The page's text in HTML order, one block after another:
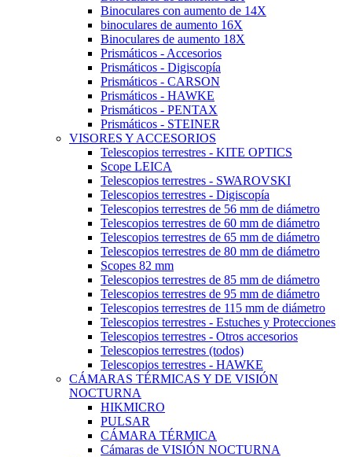
Binoculares con aumento de 14X
binoculares de aumento 16X
Binoculares de aumento 18X
Prismáticos - Accesorios
Prismáticos - Digiscopía
Prismáticos - CARSON
Prismáticos - HAWKE
Prismáticos - PENTAX
Prismáticos - STEINER
VISORES Y ACCESORIOS
Telescopios terrestres - KITE OPTICS
Scope LEICA
Telescopios terrestres - SWAROVSKI
Telescopios terrestres - Digiscopía
Telescopios terrestres de 56 mm de diámetro
Telescopios terrestres de 60 mm de diámetro
Telescopios terrestres de 65 mm de diámetro
Telescopios terrestres de 80 mm de diámetro
Scopes 82 mm
Telescopios terrestres de 85 mm de diámetro
Telescopios terrestres de 95 mm de diámetro
Telescopios terrestres de 115 mm de diámetro
Telescopios terrestres - Estuches y Protecciones
Telescopios terrestres - Otros accesorios
Telescopios terrestres (todos)
Telescopios terrestres - HAWKE
CÁMARAS TÉRMICAS Y DE VISIÓN
NOCTURNA
HIKMICRO
PULSAR
CÁMARA TÉRMICA
Cámaras de VISIÓN NOCTURNA